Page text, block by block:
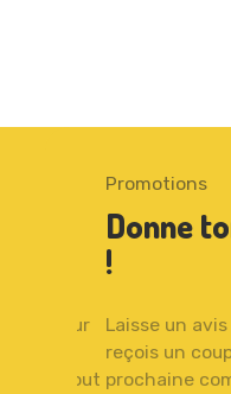
Promotions
Donne
Laisse un avis
reçois un
prochaine